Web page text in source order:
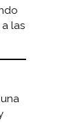
las